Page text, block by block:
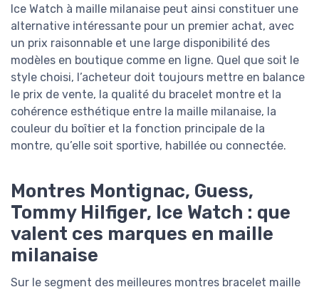
Ice Watch à maille milanaise peut ainsi constituer une
alternative intéressante pour un premier achat, avec
un prix raisonnable et une large disponibilité des
modèles en boutique comme en ligne. Quel que soit le
style choisi, l’acheteur doit toujours mettre en balance
le prix de vente, la qualité du bracelet montre et la
cohérence esthétique entre la maille milanaise, la
couleur du boîtier et la fonction principale de la
montre, qu’elle soit sportive, habillée ou connectée.
Montres Montignac, Guess,
Tommy Hilfiger, Ice Watch : que
valent ces marques en maille
milanaise
Sur le segment des meilleures montres bracelet maille